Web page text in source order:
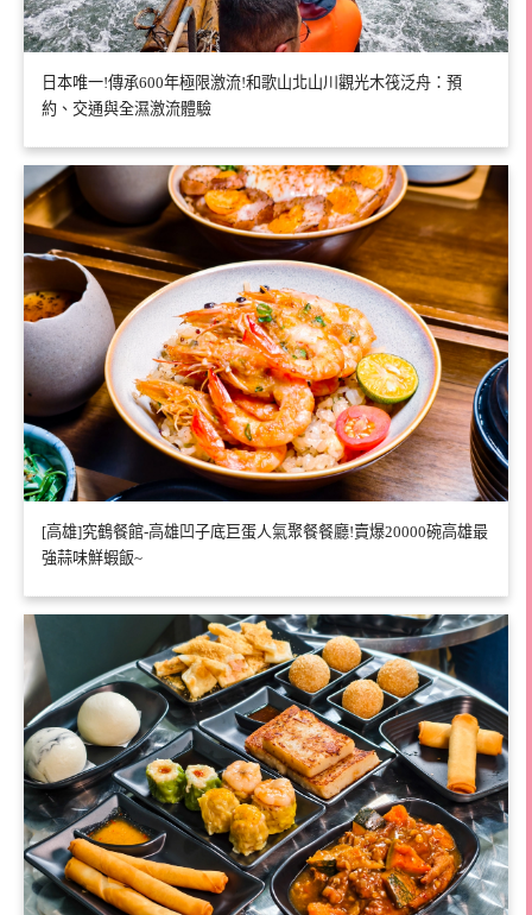
日本唯一!傳承600年極限激流!和歌山北山川觀光木筏泛舟：預
約、交通與全濕激流體驗
[高雄]究鶴餐館-高雄凹子底巨蛋人氣聚餐餐廳!賣爆20000碗高雄最
強蒜味鮮蝦飯~